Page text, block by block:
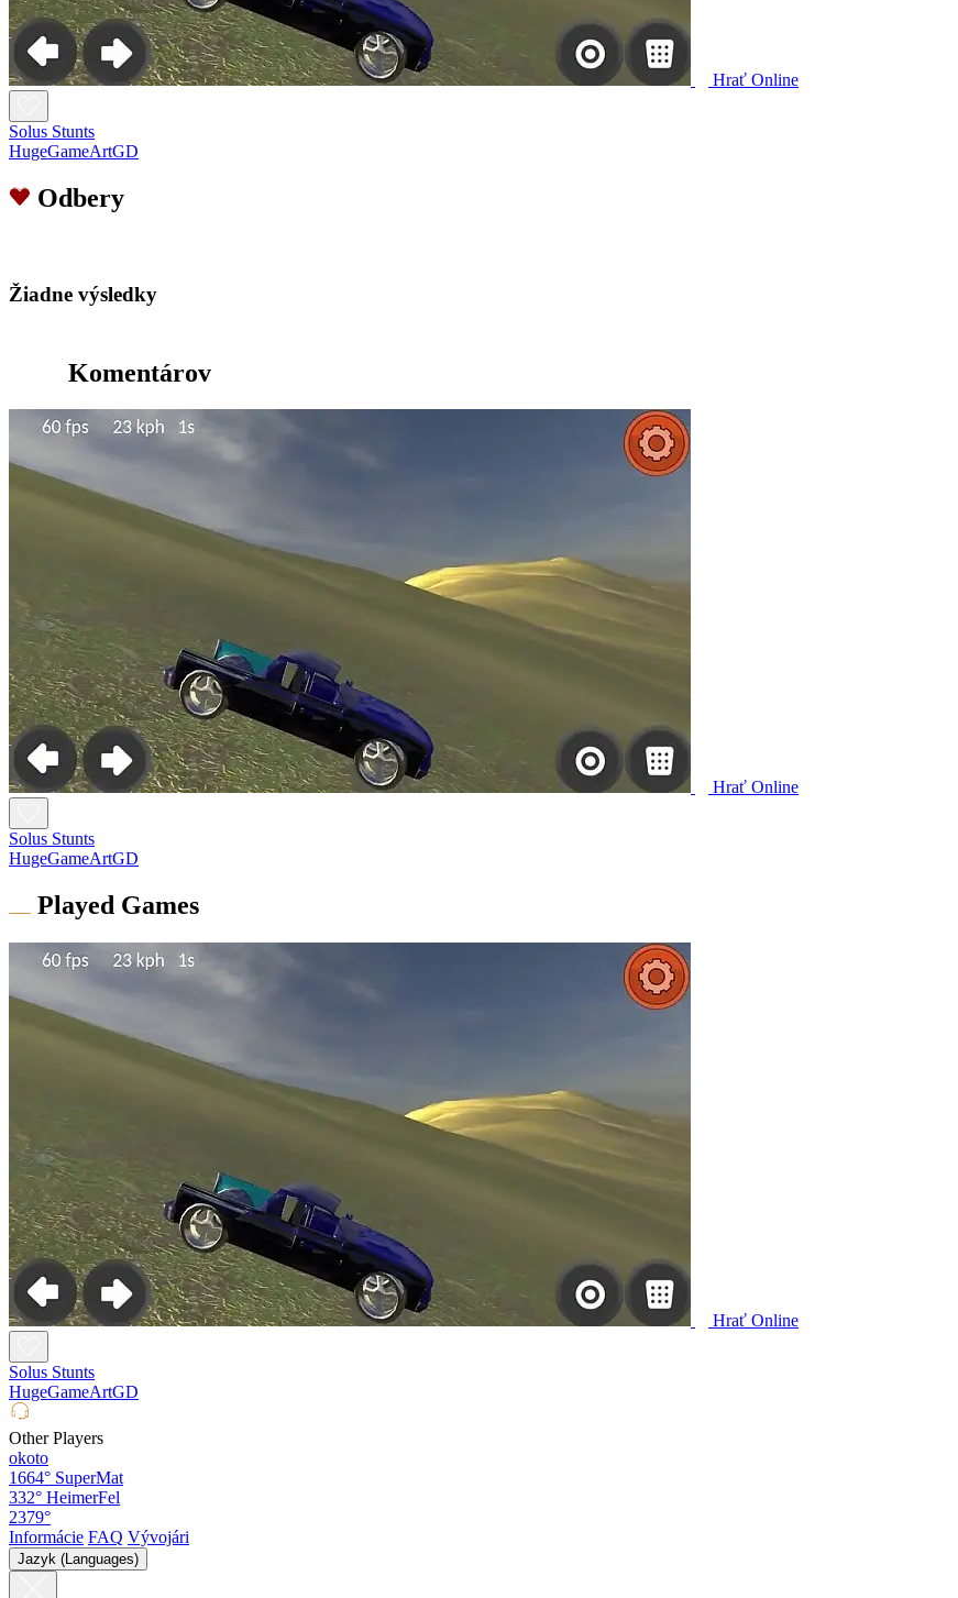
Hrať Online
Solus Stunts
HugeGameArtGD
Odbery
Žiadne výsledky
Komentárov
Hrať Online
Solus Stunts
HugeGameArtGD
Played Games
Hrať Online
Solus Stunts
HugeGameArtGD
Other Players
okoto
1664° SuperMat
332° HeimerFel
2379°
Informácie FAQ Vývojári
Jazyk (Languages)